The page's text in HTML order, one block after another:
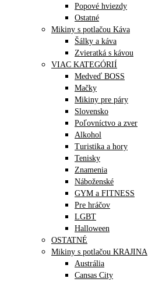
Popové hviezdy
Ostatné
Mikiny s potlačou Káva
Šálky a káva
Zvieratká s kávou
VIAC KATEGÓRIÍ
Medveď BOSS
Mačky
Mikiny pre páry
Slovensko
Poľovníctvo a zver
Alkohol
Turistika a hory
Tenisky
Znamenia
Náboženské
GYM a FITNESS
Pre hráčov
LGBT
Halloween
OSTATNÉ
Mikiny s potlačou KRAJINA
Austrália
Cansas City